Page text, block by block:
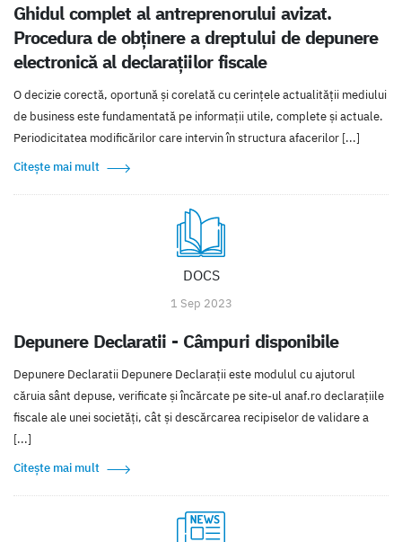
Ghidul complet al antreprenorului avizat.
Procedura de obținere a dreptului de depunere
electronică al declarațiilor fiscale
O decizie corectă, oportună și corelată cu cerințele actualității mediului
de business este fundamentată pe informații utile, complete și actuale.
Periodicitatea modificărilor care intervin în structura afacerilor [...]
Citește mai mult
DOCS
1 Sep 2023
Depunere Declaratii - Câmpuri disponibile
Depunere Declaratii Depunere Declarații este modulul cu ajutorul
căruia sânt depuse, verificate și încărcate pe site-ul anaf.ro declarațiile
fiscale ale unei societăți, cât și descărcarea recipiselor de validare a
[...]
Citește mai mult